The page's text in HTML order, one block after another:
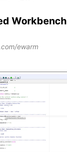
Workbench
ewarm